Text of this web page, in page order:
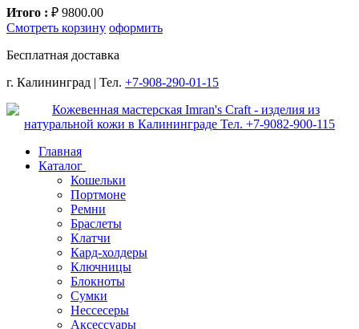
Итого : ₽ 9800.00
Смотреть корзину оформить
Бесплатная доставка
г. Калининград | Тел. +7-908-290-01-15
Главная
Каталог
Кошельки
Портмоне
Ремни
Браслеты
Клатчи
Кард-холдеры
Ключницы
Блокноты
Сумки
Нессесеры
Аксессуары